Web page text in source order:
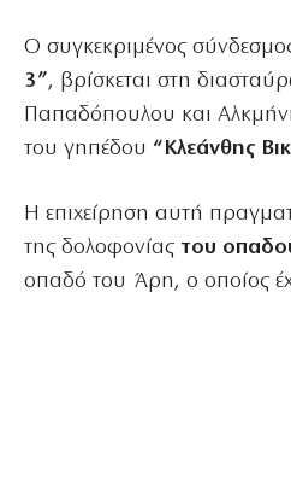
Ο συγκεκριμένος
3”, βρίσκεται στη
Παπαδόπουλου και
του γηπέδου “Κλεάνθης
Η επιχείρηση αυτή
της δολοφονίας του
οπαδό του Άρη, ο οποίος